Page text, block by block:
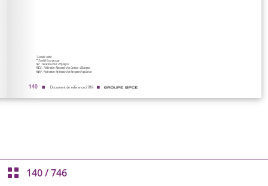
140/746